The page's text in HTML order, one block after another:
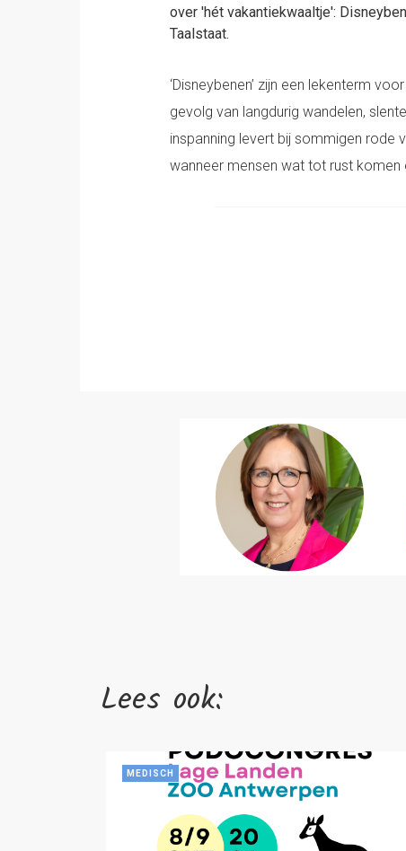
over 'hét vakantiekwaaltje':
Taalstaat.
‘Disneybenen’ zijn een lekenterm
gevolg van langdurig wandelen,
inspanning levert bij sommigen rode
wanneer mensen wat tot rust
Lees ook:
MEDISCH